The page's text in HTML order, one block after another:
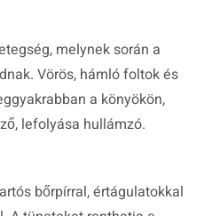
melynek során a
Vörös, hámló foltok és
a könyökön,
lefolyása hullámzó.
bőrpírral, értágulatokkal